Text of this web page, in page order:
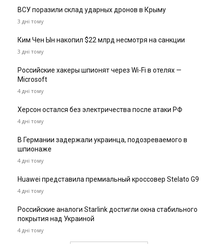
ВСУ поразили склад ударных дронов в Крыму
3 дні тому
Ким Чен Ын накопил $22 млрд несмотря на санкции
3 дні тому
Российские хакеры шпионят через Wi-Fi в отелях —
Microsoft
4 дні тому
Херсон остался без электричества после атаки РФ
4 дні тому
В Германии задержали украинца, подозреваемого в
шпионаже
4 дні тому
Huawei представила премиальный кроссовер Stelato G9
4 дні тому
Российские аналоги Starlink достигли окна стабильного
покрытия над Украиной
4 дні тому